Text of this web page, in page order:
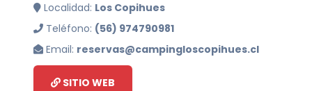
Localidad: Los Copihues
Teléfono: (56) 974790981
Email: reservas@campingloscopihues.cl
SITIO WEB